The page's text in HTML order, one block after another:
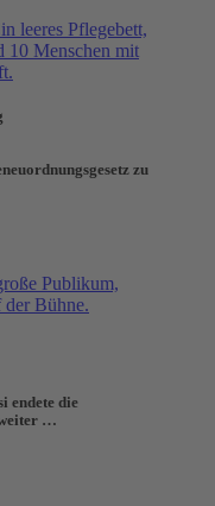
zu
endete die
weiter …